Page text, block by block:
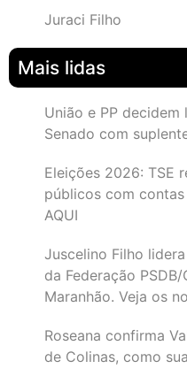
Juraci Filho
Mais lidas
União e PP decidem
Senado com
Eleições 2026: TSE
públicos com
AQUI
Juscelino Filho
da Federação
Maranhão. Veja os
Roseana confirma
de Colinas, como